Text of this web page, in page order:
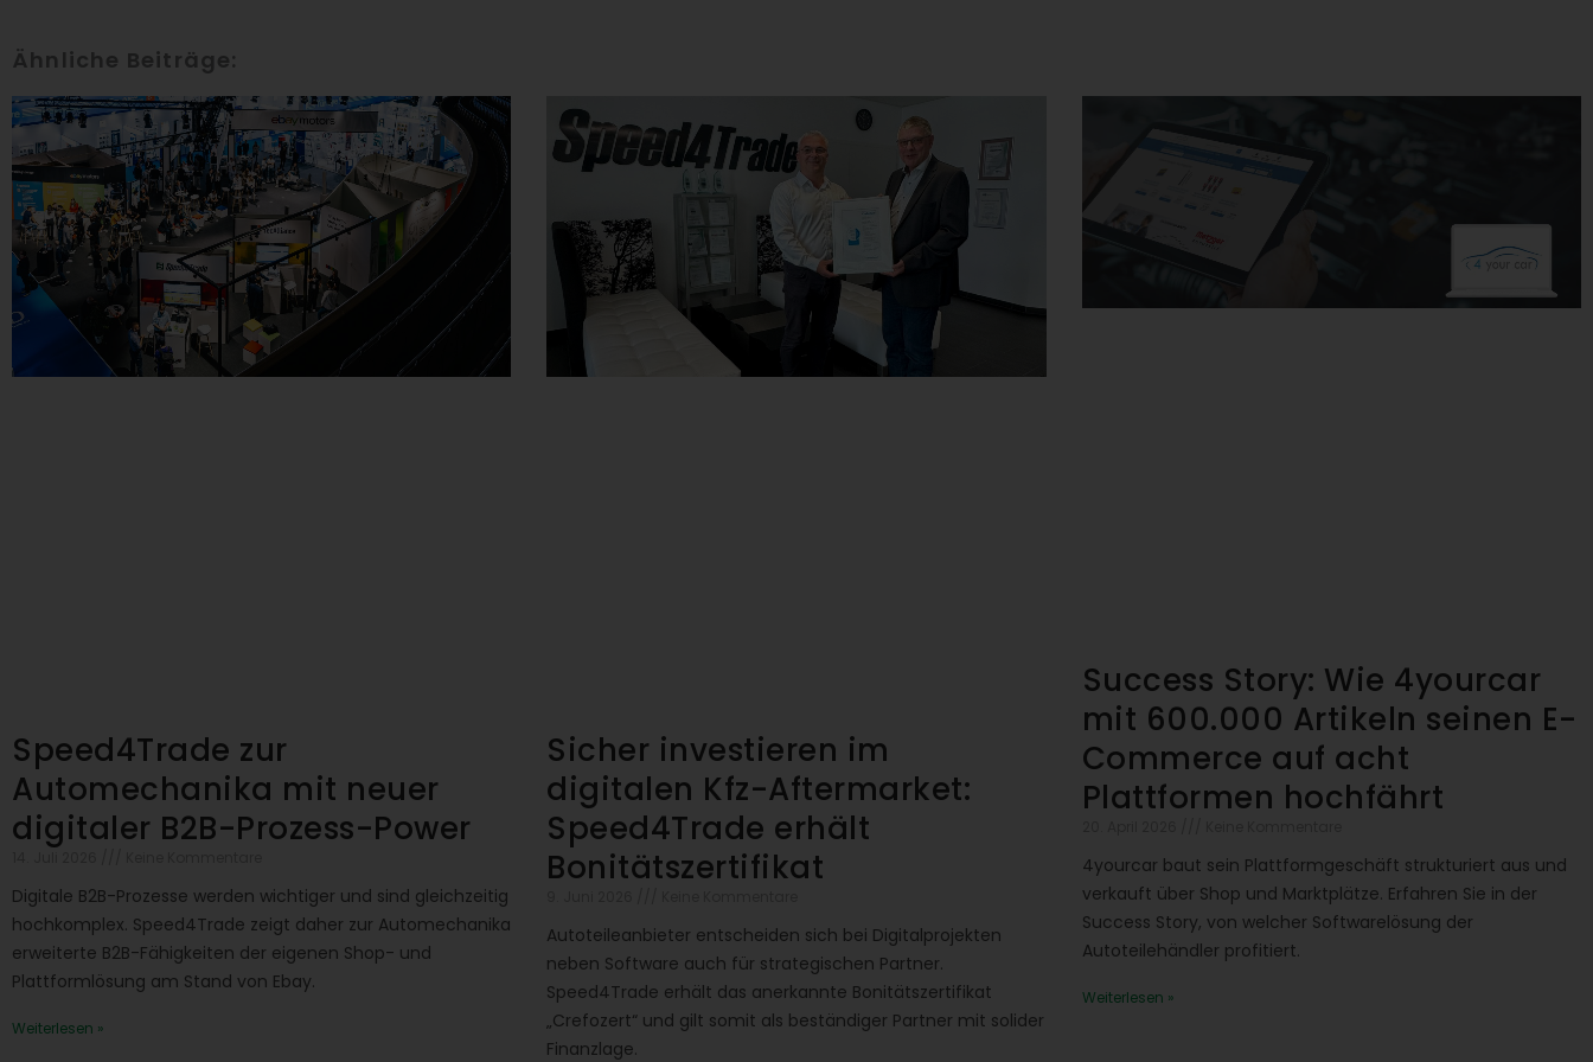
Ähnliche Beiträge:
Speed4Trade zur
Automechanika mit neuer
digitaler B2B-Prozess-Power
Digitale B2B-Prozesse werden wichtiger und sind gleichzeitig
hochkomplex. Speed4Trade zeigt daher zur Automechanika
erweiterte B2B-Fähigkeiten der eigenen Shop- und
Plattformlösung am Stand von Ebay.
Weiterlesen »
Sicher investieren im
digitalen Kfz-Aftermarket:
Speed4Trade erhält
Bonitätszertifikat
Autoteileanbieter entscheiden sich bei Digitalprojekten
neben Software auch für strategischen Partner.
Speed4Trade erhält das anerkannte Bonitätszertifikat
„Crefozert“ und gilt somit als beständiger Partner mit solider
Finanzlage.
Success Story: Wie 4yourcar
mit 600.000 Artikeln seinen E-
Commerce auf acht
Plattformen hochfährt
4yourcar baut sein Plattformgeschäft strukturiert aus und
verkauft über Shop und Marktplätze. Erfahren Sie in der
Success Story, von welcher Softwarelösung der
Autoteilehändler profitiert.
Weiterlesen »